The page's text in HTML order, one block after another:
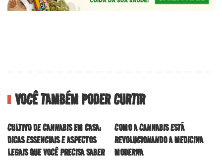
VOCÊ TAMBÉM PODER CURTIR
CULTIVO DE CANNABIS EM CASA:
DICAS ESSENCIAIS E ASPECTOS
LEGAIS QUE VOCÊ PRECISA SABER
COMO A CANNABIS ESTÁ
REVOLUCIONANDO A MEDICINA
MODERNA